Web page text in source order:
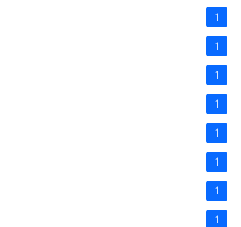
1
1
1
1
1
1
1
1